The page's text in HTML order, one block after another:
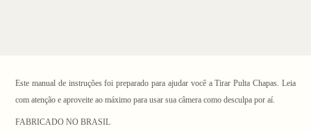
Este manual de instruções foi preparado para ajudar você a Tirar Pulta Chapas. Leia
com atenção e aproveite ao máximo para usar sua câmera como desculpa por aí.
FABRICADO NO BRASIL